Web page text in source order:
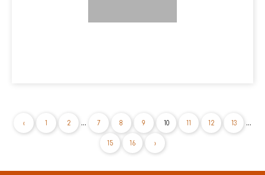
‹ 1 2 ... 7 8 9 10 11 12 13 ...
15 16 ›